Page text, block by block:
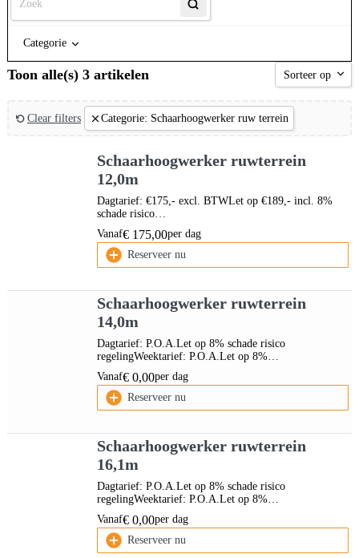
Categorie
Toon alle(s) 3 artikelen Sorteer op
Sorteer op
Sorteer op
Sorteer op
Clear filters Categorie: Schaarhoogwerker ruw terrein
Schaarhoogwerker ruwterrein
12,0m
Dagtarief: €175,- excl. BTWLet op €189,- incl. 8%
schade risico…
Vanaf€ 175,00per dag
Reserveer nu
Schaarhoogwerker ruwterrein
14,0m
Dagtarief: P.O.A.Let op 8% schade risico
regelingWeektarief: P.O.A.Let op 8%…
Vanaf€ 0,00per dag
Reserveer nu
Schaarhoogwerker ruwterrein
16,1m
Dagtarief: P.O.A.Let op 8% schade risico
regelingWeektarief: P.O.A.Let op 8%…
Vanaf€ 0,00per dag
Reserveer nu